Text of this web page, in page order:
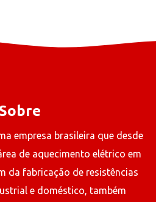
empresa brasileira que desde
de aquecimento elétrico em
da fabricação de resistências
e doméstico, também